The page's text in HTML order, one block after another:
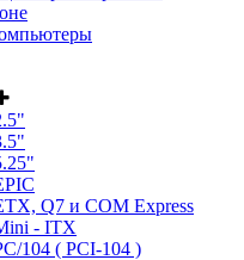
Q7 и COM Express
- ITX
104 ( PCI-104 )